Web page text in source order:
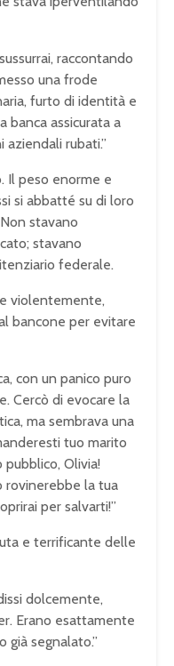
raccontando
una frode
furto di identità e
banca assicurata a
rubati.”
Il peso enorme e
si abbatté su di loro
stavano
stavano
federale.
violentemente,
bancone per evitare
con un panico puro
Cercò di evocare la
ma sembrava una
tuo marito
Olivia!
rovinerebbe la tua
per salvarti!”
e terrificante delle
dolcemente,
Erano esattamente
già segnalato.”